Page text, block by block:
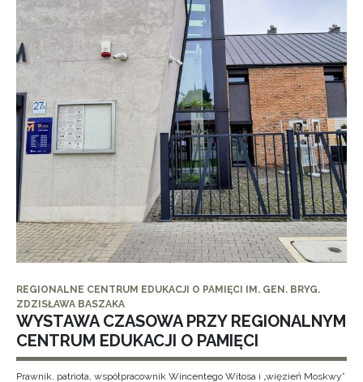
REGIONALNE CENTRUM EDUKACJI O PAMIĘCI IM. GEN. BRYG.
ZDZISŁAWA BASZAKA
WYSTAWA CZASOWA PRZY REGIONALNYM
CENTRUM EDUKACJI O PAMIĘCI
Prawnik, patriota, współpracownik Wincentego Witosa i „więzień Moskwy”